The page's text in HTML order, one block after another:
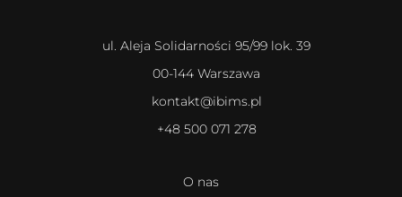
ul. Aleja Solidarności 95/99 lok. 39
00-144 Warszawa
kontakt@ibims.pl
+48 500 071 278
O nas